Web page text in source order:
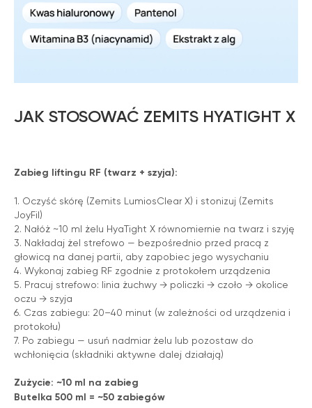
JAK STOSOWAĆ ZEMITS HYATIGHT X
Zabieg liftingu RF (twarz + szyja):
1. Oczyść skórę (Zemits LumiosClear X) i stonizuj (Zemits
JoyFil)
2. Nałóż ~10 ml żelu HyaTight X równomiernie na twarz i szyję
3. Nakładaj żel strefowo — bezpośrednio przed pracą z
głowicą na danej partii, aby zapobiec jego wysychaniu
4. Wykonaj zabieg RF zgodnie z protokołem urządzenia
5. Pracuj strefowo: linia żuchwy → policzki → czoło → okolice
oczu → szyja
6. Czas zabiegu: 20–40 minut (w zależności od urządzenia i
protokołu)
7. Po zabiegu — usuń nadmiar żelu lub pozostaw do
wchłonięcia (składniki aktywne dalej działają)
Zużycie: ~10 ml na zabieg
Butelka 500 ml = ~50 zabiegów